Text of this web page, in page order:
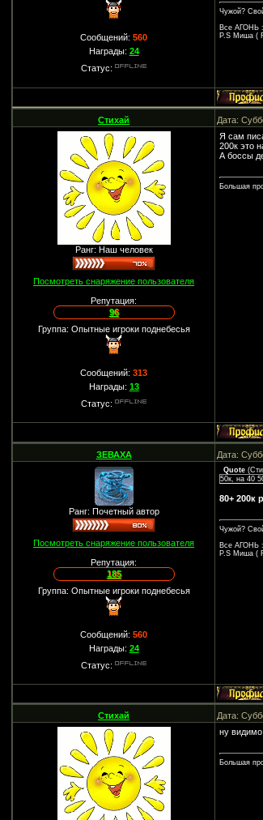
Сообщений:560
Награды: 24
Статус:
Чужой?
Все АГОНЬ
P.S Миша (
Стихай Дата:
Ранг: Наш человек
Посмотреть снаряжение пользователя
Репутация:
96
Группа: Опытные игроки поднебесья
Сообщений:313
Награды: 13
Статус:
Я сам
200к это
А боссы
Большая
ЗЕВАХА Дата:
Ранг: Почетный автор
Посмотреть снаряжение пользователя
Репутация:
185
Группа: Опытные игроки поднебесья
Сообщений:560
Награды: 24
Статус:
Quote (
50к, на 40
80+ 200к
Чужой?
Все АГОНЬ
P.S Миша (
Стихай Дата:
ну
Большая